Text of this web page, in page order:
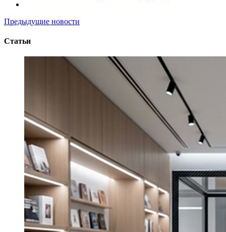
Предыдущие новости
Статьи